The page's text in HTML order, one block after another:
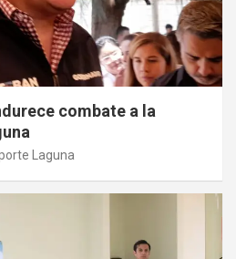
combate a la
Laguna